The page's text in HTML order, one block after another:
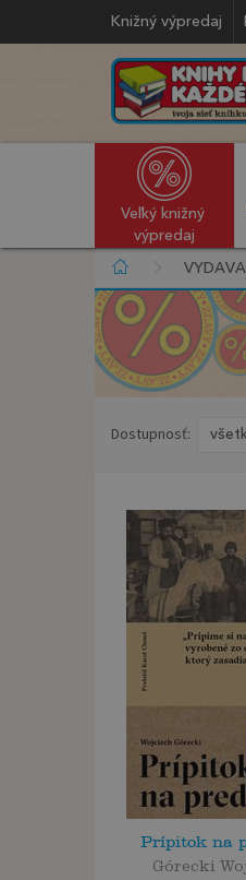
Knižný výpredaj
Veľký knižný
výpredaj
Dostupnosť:
Prípitok na
Górecki